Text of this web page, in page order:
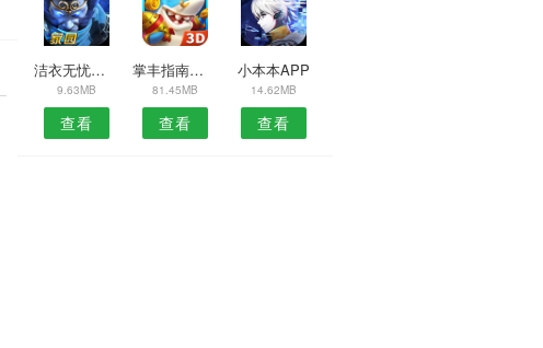
洁衣无忧安卓版
9.63MB
查看
掌丰指南针安卓版
81.45MB
查看
小本本APP
14.62MB
查看